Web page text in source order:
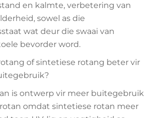
en kalmte, verbetering van
sowel as die
wat deur die swaai van
bevorder word.
of sintetiese rotang beter vir
is ontwerp vir meer buitegebruik
omdat sintetiese rotan meer